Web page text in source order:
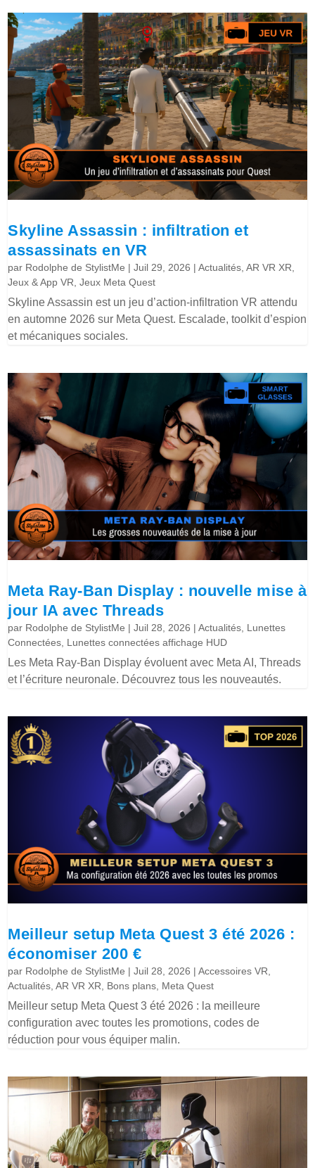
Skyline Assassin : infiltration et
assassinats en VR
par Rodolphe de StylistMe |Juil 29, 2026 |Actualités,AR VR XR,
Jeux & App VR,Jeux Meta Quest
Skyline Assassin est un jeu d’action-infiltration VR attendu
en automne 2026 sur Meta Quest. Escalade, toolkit d’espion
et mécaniques sociales.
Meta Ray-Ban Display : nouvelle mise à
jour IA avec Threads
par Rodolphe de StylistMe |Juil 28, 2026 |Actualités, Lunettes
Connectées, Lunettes connectées affichage HUD
Les Meta Ray-Ban Display évoluent avec Meta AI, Threads
et l’écriture neuronale. Découvrez tous les nouveautés.
Meilleur setup Meta Quest 3 été 2026 :
économiser 200 €
par Rodolphe de StylistMe |Juil 28, 2026 |Accessoires VR,
Actualités,AR VR XR, Bons plans, Meta Quest
Meilleur setup Meta Quest 3 été 2026 : la meilleure
configuration avec toutes les promotions, codes de
réduction pour vous équiper malin.